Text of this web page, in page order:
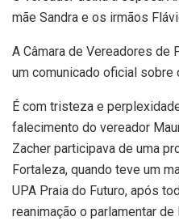
mãe Sandra e os irmãos
A Câmara de Vereadores de
um comunicado oficial sobre
É com tristeza e
falecimento do vereador
Zacher participava de uma
Fortaleza, quando teve um
UPA Praia do Futuro, após
reanimação o parlamentar